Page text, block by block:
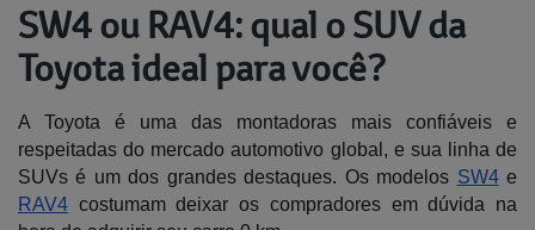
SW4 ou RAV4: qual o SUV da
Toyota ideal para você?
A Toyota é uma das montadoras mais confiáveis e
respeitadas do mercado automotivo global, e sua linha de
SUVs é um dos grandes destaques. Os modelos SW4
RAV4 costumam deixar os compradores em dúvida na